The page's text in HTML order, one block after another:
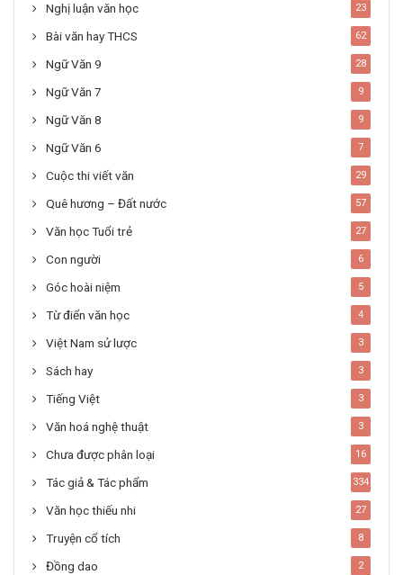
Nghị luận văn học 23
Bài văn hay THCS 62
Ngữ Văn 9 28
Ngữ Văn 7 9
Ngữ Văn 8 9
Ngữ Văn 6 7
Cuộc thi viết văn 29
Quê hương – Đất nước 57
Văn học Tuổi trẻ 27
Con người 6
Góc hoài niệm 5
Từ điển văn học 4
Việt Nam sử lược 3
Sách hay 3
Tiếng Việt 3
Văn hoá nghệ thuật 3
Chưa được phân loại 16
Tác giả & Tác phẩm 334
Văn học thiếu nhi 27
Truyện cổ tích 8
Đồng dao 2